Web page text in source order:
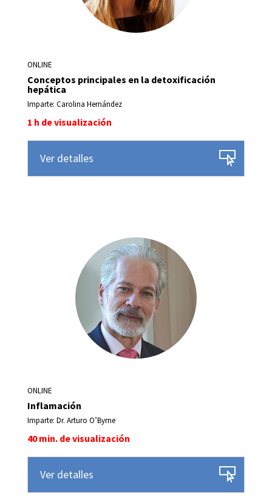
ONLINE
Conceptos principales en la detoxificación
hepática
Imparte: Carolina Hernández
1 h de visualización
Ver detalles
ONLINE
Inflamación
Imparte: Dr. Arturo O’Byrne
40 min. de visualización
Ver detalles